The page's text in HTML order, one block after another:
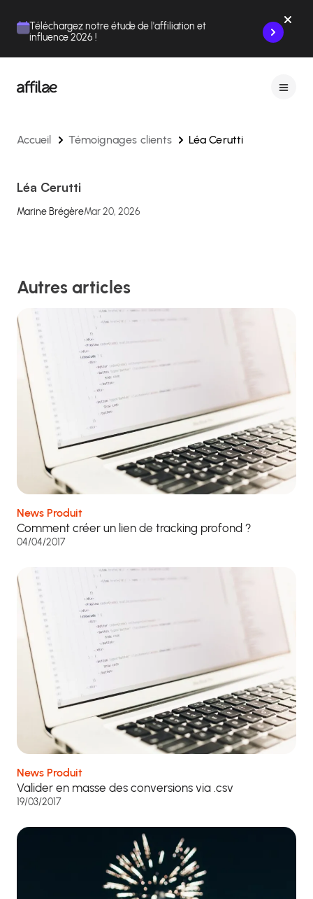
Téléchargez notre étude de l'affiliation et
influence 2026 !
Accueil Témoignages clients Léa Cerutti
Léa Cerutti
Marine BrégèreMar 20, 2026
Autres articles
News Produit
Comment créer un lien de tracking profond ?
04/04/2017
News Produit
Valider en masse des conversions via .csv
19/03/2017